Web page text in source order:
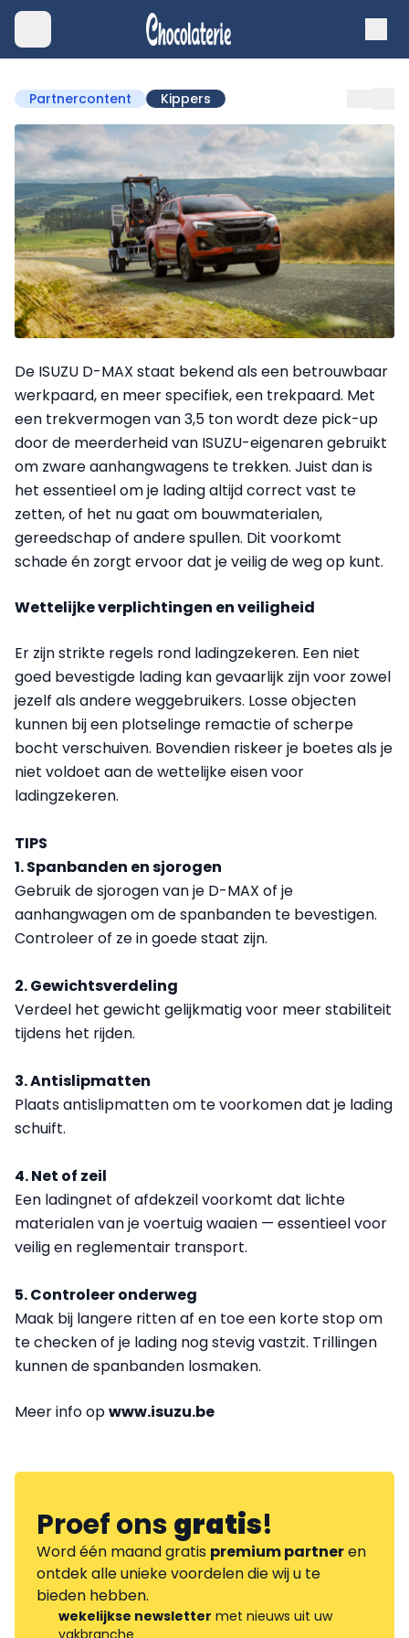
Partnercontent Kippers
De ISUZU D-MAX staat bekend als een betrouwbaar
werkpaard, en meer specifiek, een trekpaard. Met
een trekvermogen van 3,5 ton wordt deze pick-up
door de meerderheid van ISUZU-eigenaren gebruikt
om zware aanhangwagens te trekken. Juist dan is
het essentieel om je lading altijd correct vast te
zetten, of het nu gaat om bouwmaterialen,
gereedschap of andere spullen. Dit voorkomt
schade én zorgt ervoor dat je veilig de weg op kunt.
Wettelijke verplichtingen en veiligheid
Er zijn strikte regels rond ladingzekeren. Een niet
goed bevestigde lading kan gevaarlijk zijn voor zowel
jezelf als andere weggebruikers. Losse objecten
kunnen bij een plotselinge remactie of scherpe
bocht verschuiven. Bovendien riskeer je boetes als je
niet voldoet aan de wettelijke eisen voor
ladingzekeren.
TIPS
1. Spanbanden en sjorogen
Gebruik de sjorogen van je D-MAX of je
aanhangwagen om de spanbanden te bevestigen.
Controleer of ze in goede staat zijn.
2. Gewichtsverdeling
Verdeel het gewicht gelijkmatig voor meer stabiliteit
tijdens het rijden.
3. Antislipmatten
Plaats antislipmatten om te voorkomen dat je lading
schuift.
4. Net of zeil
Een ladingnet of afdekzeil voorkomt dat lichte
materialen van je voertuig waaien — essentieel voor
veilig en reglementair transport.
5. Controleer onderweg
Maak bij langere ritten af en toe een korte stop om
te checken of je lading nog stevig vastzit. Trillingen
kunnen de spanbanden losmaken.
Meer info opwww.isuzu.be
Proef onsgratis!
Word één maand gratis premium partneren
ontdek alle unieke voordelen die wij u te
bieden hebben.
wekelijkse newsletter met nieuws uit uw
vakbranche